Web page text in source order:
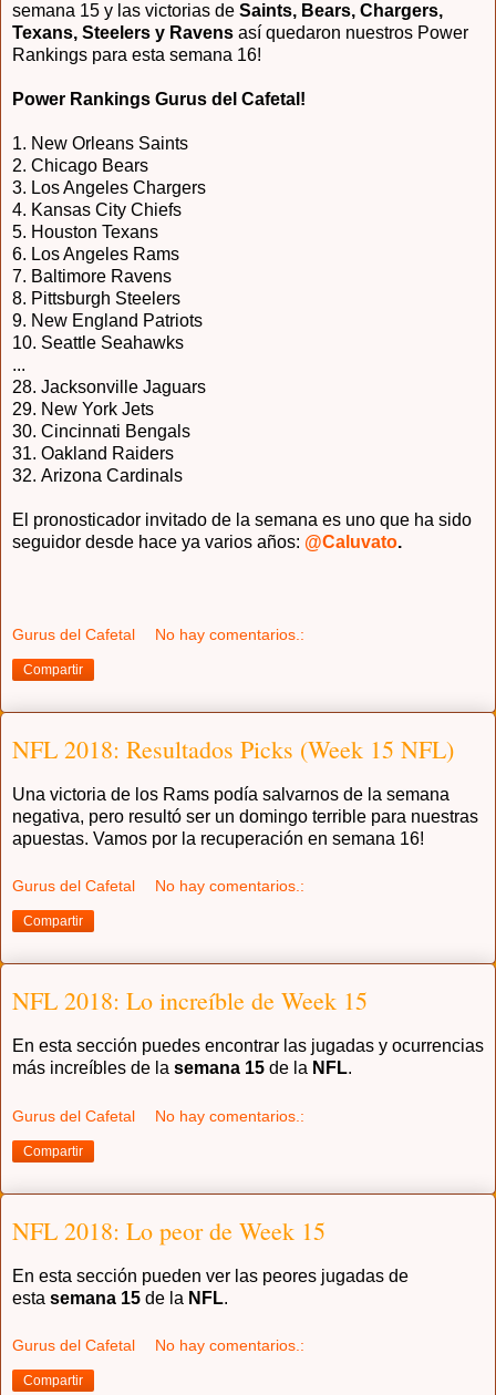
semana 15 y las victorias de Saints, Bears, Chargers,
Texans, Steelers y Ravens así quedaron nuestros Power
Rankings para esta semana 16!
Power Rankings Gurus del Cafetal!
1. New Orleans Saints
2. Chicago Bears
3. Los Angeles Chargers
4. Kansas City Chiefs
5. Houston Texans
6. Los Angeles Rams
7. Baltimore Ravens
8. Pittsburgh Steelers
9. New England Patriots
10. Seattle Seahawks
...
28. Jacksonville Jaguars
29. New York Jets
30. Cincinnati Bengals
31. Oakland Raiders
32. Arizona Cardinals
El pronosticador invitado de la semana es uno que ha sido
seguidor desde hace ya varios años: @Caluvato.
Gurus del Cafetal No hay comentarios.:
Compartir
NFL 2018: Resultados Picks (Week 15 NFL)
Una victoria de los Rams podía salvarnos de la semana
negativa, pero resultó ser un domingo terrible para nuestras
apuestas. Vamos por la recuperación en semana 16!
Gurus del Cafetal No hay comentarios.:
Compartir
NFL 2018: Lo increíble de Week 15
En esta sección puedes encontrar las jugadas y ocurrencias
más increíbles de la semana 15 de la NFL.
Gurus del Cafetal No hay comentarios.:
Compartir
NFL 2018: Lo peor de Week 15
En esta sección pueden ver las peores jugadas de
esta semana 15 de la NFL.
Gurus del Cafetal No hay comentarios.:
Compartir